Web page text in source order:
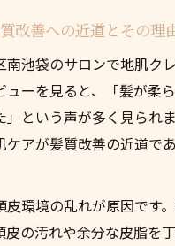
改善への近道とその理
南池袋のサロンで地肌ク
ューを見ると、「髪が柔
」という声が多く見られ
ケアが髪質改善の近道で
皮環境の乱れが原因です
皮の汚れや余分な皮脂を